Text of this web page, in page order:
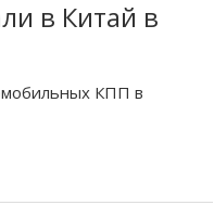
в Китай в
КПП в